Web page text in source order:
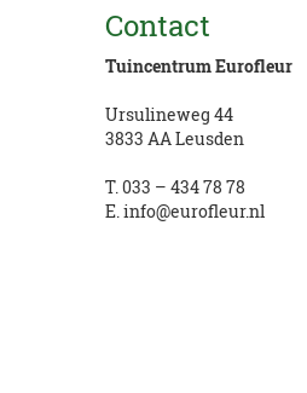
Contact
Tuincentrum Eurofleur
Ursulineweg 44
3833 AA Leusden
T. 033 – 434 78 78
E. info@eurofleur.nl